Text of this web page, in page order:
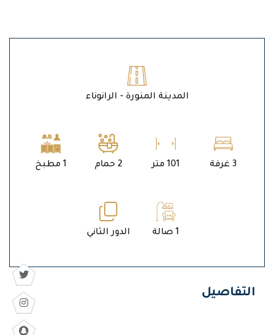
المدينة المنورة - الرانوناء
3 غرفة 101 متر 2 حمام 1 مطبخ
1 صالة الدور الثاني
التفاصيل